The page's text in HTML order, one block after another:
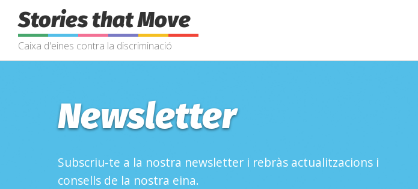
Stories that Move
Caixa d'eines contra la discriminació
Newsletter
Subscriu-te a la nostra newsletter i rebràs actualitzacions i
consells de la nostra eina.